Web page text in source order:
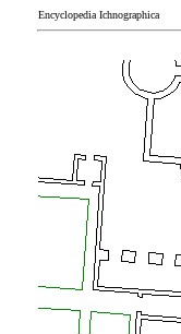
Encyclopedia Ichnographica